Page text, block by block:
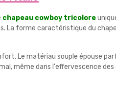
chapeau cowboy tricolore
La forme caractéristique du
Le matériau souple épouse
même dans l'effervescence